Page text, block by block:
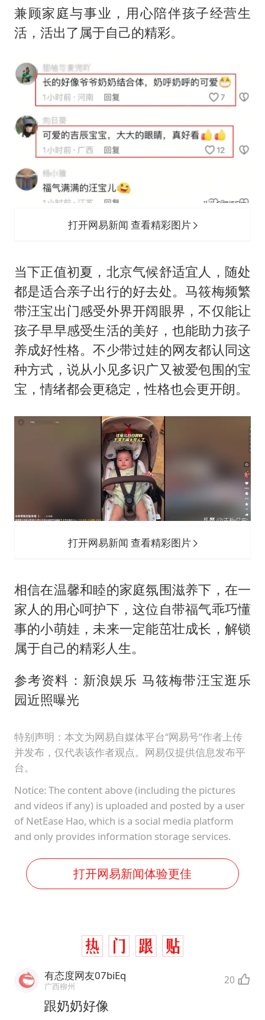
兼顾家庭与事业，用心陪伴孩子经营生
活，活出了属于自己的精彩。
打开网易新闻 查看精彩图片
当下正值初夏，北京气候舒适宜人，随处
都是适合亲子出行的好去处。马筱梅频繁
带汪宝出门感受外界开阔眼界，不仅能让
孩子早早感受生活的美好，也能助力孩子
养成好性格。不少带过娃的网友都认同这
种方式，说从小见多识广又被爱包围的宝
宝，情绪都会更稳定，性格也会更开朗。
打开网易新闻 查看精彩图片
相信在温馨和睦的家庭氛围滋养下，在一
家人的用心呵护下，这位自带福气乖巧懂
事的小萌娃，未来一定能茁壮成长，解锁
属于自己的精彩人生。
参考资料：新浪娱乐 马筱梅带汪宝逛乐
园近照曝光
特别声明：本文为网易自媒体平台“网易号”作者上传
并发布，仅代表该作者观点。网易仅提供信息发布平
台。
Notice: The content above (including the pictures
and videos if any) is uploaded and posted by a user
of NetEase Hao, which is a social media platform
and only provides information storage services.
打开网易新闻体验更佳
有态度网友07biEq
广西柳州 20
跟奶奶好像